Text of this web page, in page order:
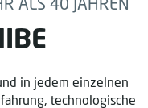
in jedem einzelnen
technologische